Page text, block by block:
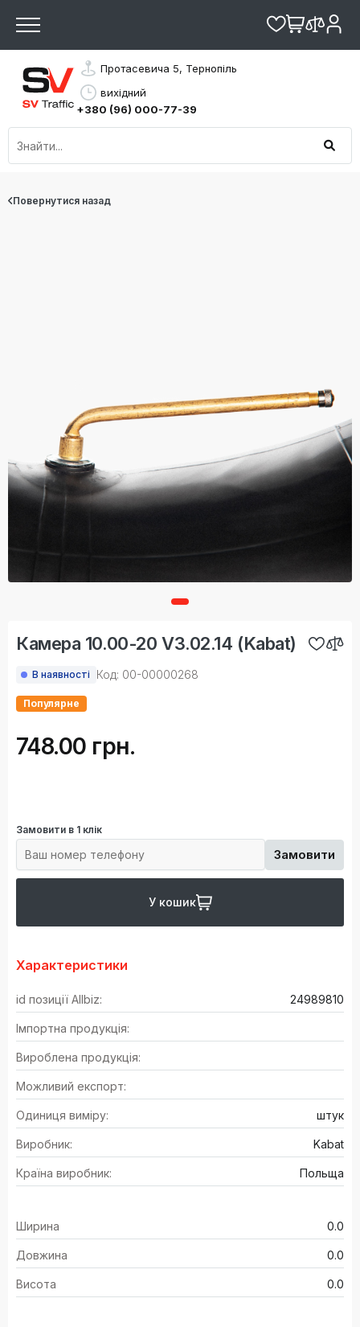
Протасевича 5, Тернопіль
вихідний
+380 (96) 000-77-39
Повернутися назад
Камера 10.00-20 V3.02.14 (Kabat)
В наявності Код: 00-00000268
Популярне
748.00 грн.
Замовити в 1 клік
Замовити
У кошик
Характеристики
id позиції Allbiz: 24989810
Імпортна продукція:
Вироблена продукція:
Можливий експорт:
Одиниця виміру: штук
Виробник: Kabat
Країна виробник: Польща
Ширина 0.0
Довжина 0.0
Висота 0.0